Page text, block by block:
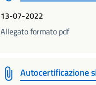
13-07-2022
Allegato formato pdf
Autocertificazione